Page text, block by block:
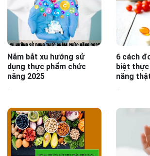
Nắm bắt xu hướng sử
dụng thực phẩm chức
năng 2025
6 cách
biệt
năng